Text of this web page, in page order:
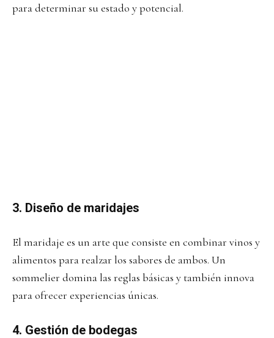
para determinar su estado y potencial.
3. Diseño de maridajes
El maridaje es un arte que consiste en combinar vinos y
alimentos para realzar los sabores de ambos. Un
sommelier domina las reglas básicas y también innova
para ofrecer experiencias únicas.
4. Gestión de bodegas